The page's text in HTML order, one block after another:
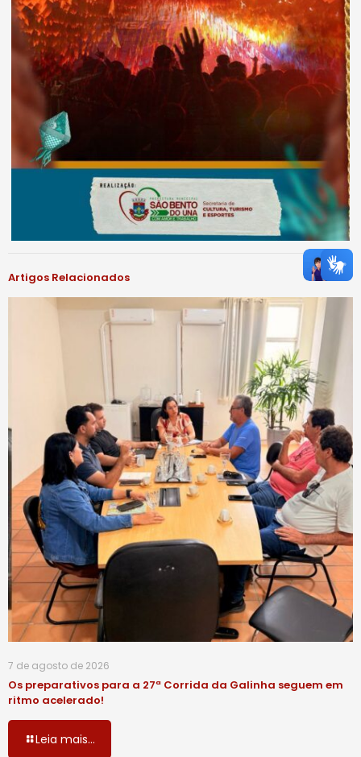
Artigos Relacionados
7 de agosto de 2026
Os preparativos para a 27ª Corrida da Galinha seguem em
ritmo acelerado!
Leia mais...